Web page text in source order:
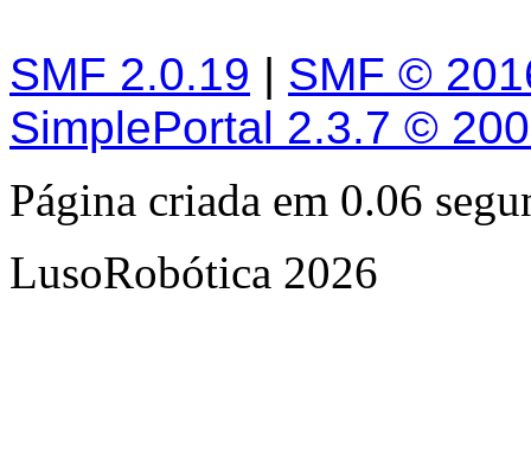
SMF 2.0.19 | SMF ©
SimplePortal 2.3.7 ©
Página criada em 0.06
LusoRobótica 2026